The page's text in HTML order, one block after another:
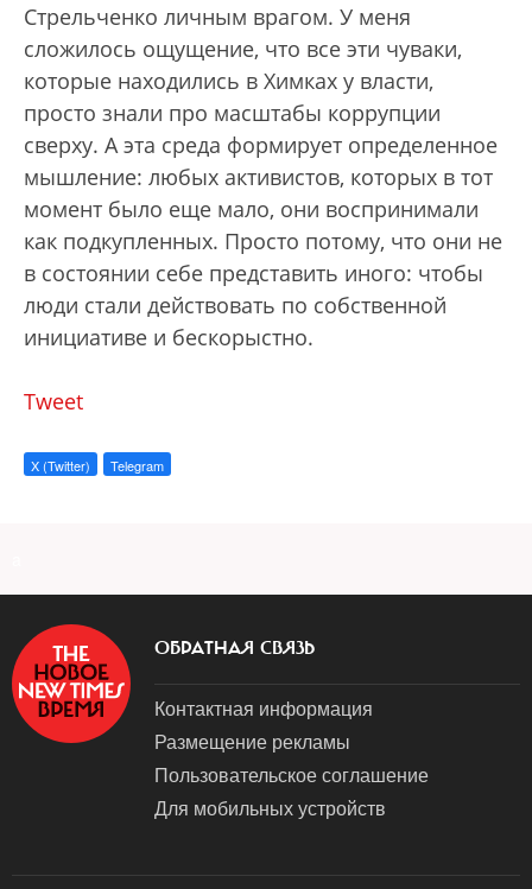
Стрельченко личным врагом. У меня
сложилось ощущение, что все эти чуваки,
которые находились в Химках у власти,
просто знали про масштабы коррупции
сверху. А эта среда формирует определенное
мышление: любых активистов, которых в тот
момент было еще мало, они воспринимали
как подкупленных. Просто потому, что они не
в состоянии себе представить иного: чтобы
люди стали действовать по собственной
инициативе и бескорыстно.
Tweet
X (Twitter) Telegram
ОБРАТНАЯ СВЯЗЬ
Контактная информация
Размещение рекламы
Пользовательское соглашение
Для мобильных устройств